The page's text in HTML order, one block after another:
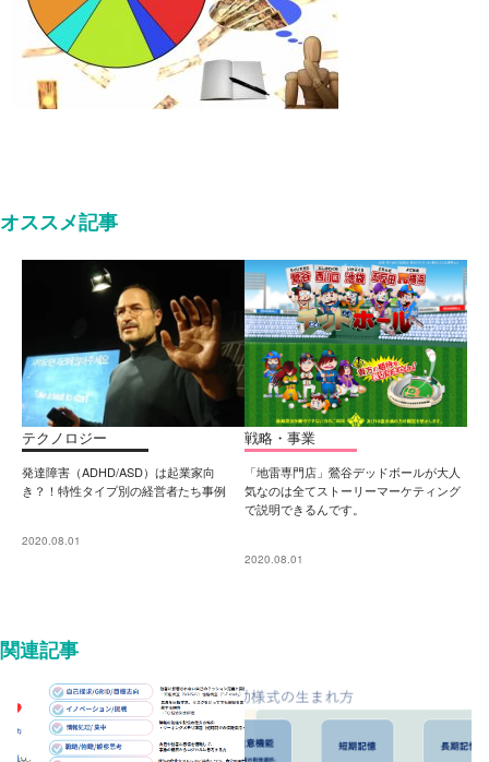
オススメ記事
テクノロジー
発達障害（ADHD/ASD）は起業家向
き？！特性タイプ別の経営者たち事例
2020.08.01
戦略・事業
「地雷専門店」鶯谷デッドボールが大人
気なのは全てストーリーマーケティング
で説明できるんです。
2020.08.01
関連記事